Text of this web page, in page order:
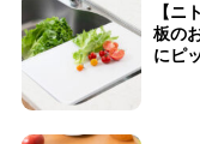
【
板の
にピ